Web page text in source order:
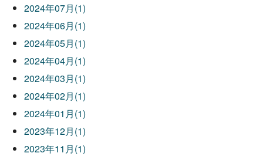
2024年07月(1)
2024年06月(1)
2024年05月(1)
2024年04月(1)
2024年03月(1)
2024年02月(1)
2024年01月(1)
2023年12月(1)
2023年11月(1)